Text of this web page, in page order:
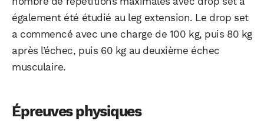
également été étudié au leg extension. Le drop set
a commencé avec une charge de 100 kg, puis 80 kg
après l’échec, puis 60 kg au deuxième échec
musculaire.
Épreuves physiques